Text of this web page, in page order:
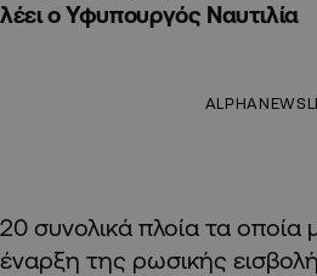
λέει ο Υφυπουργός Ναυτιλία
20 συνολικά πλοία τα οποία
έναρξη της ρωσικής